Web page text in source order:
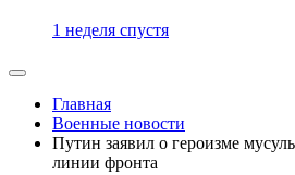
1 неделя спустя
Главная
Военные новости
Путин заявил о героизме
линии фронта